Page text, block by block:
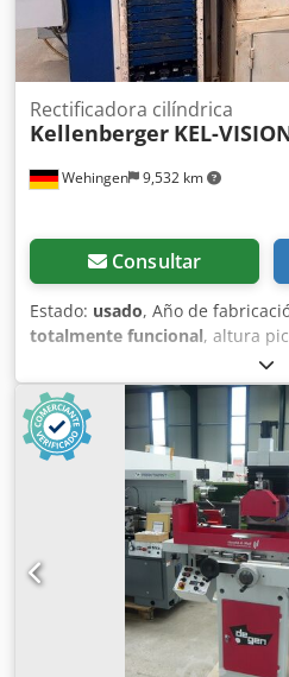
Wehingen 9,532 km
Rectificadora cilíndrica
Kellenberger KEL-
Consultar
Estado: usado, Año de
totalmente funcional, altura
, Ofrecemos esta
Kellenberger KEL-VISION, año
Uriajfx Apcjrf Tipo: KEL-VISION
fabricación: 2004 Número de
robot Universal Robots UR5 Si
información, no dude en